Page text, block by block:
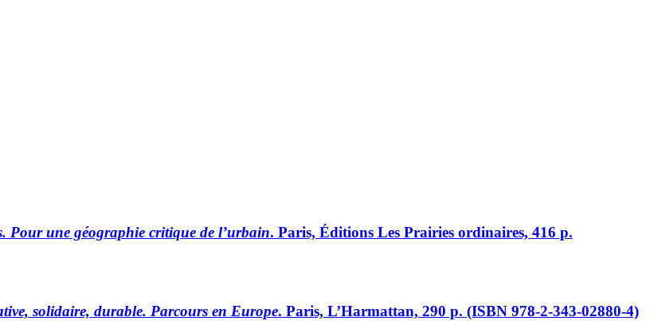
Pour une géographie critique de l’urbain. Paris, Éditions Les Prairies ordinaires, 416 p.
solidaire, durable. Parcours en Europe. Paris, L’Harmattan, 290 p. (ISBN 978-2-343-02880-4)